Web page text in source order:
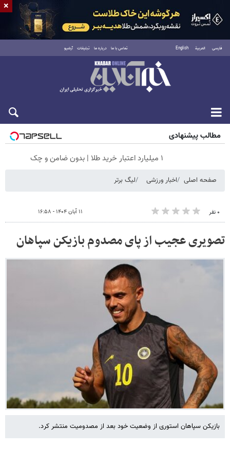
فارسی العربية English تماس با ما درباره ما تبلیغات آرشیو
شنبه ۱۷ مرداد ۱۴۰۵
مطالب پیشنهادی
۱ میلیارد اعتبار خرید طلا | بدون ضامن و چک
صفحه اصلی اخبار ورزشی لیگ برتر
۰ نفر ۱۱ آبان ۱۴۰۴ - ۱۶:۵۸
تصویری عجیب از پای مصدوم بازیکن سپاهان
بازیکن سپاهان استوری از وضعیت خود بعد از مصدومیت منتشر کرد.
×